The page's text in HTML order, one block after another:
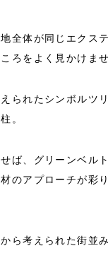
全体が同じエクス
ろをよく見かけま
られたシンボルツリ
。
ば、グリーンベル
のアプローチが彩
ら考えられた街並